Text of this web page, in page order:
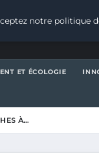
ET ÉCOLOGIE
À…
notre politique